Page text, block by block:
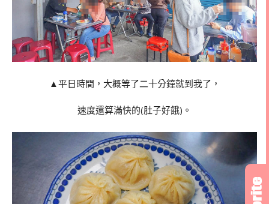
▲平日時間，大概等了二十分鐘就到我了，
速度還算滿快的(肚子好餓)。